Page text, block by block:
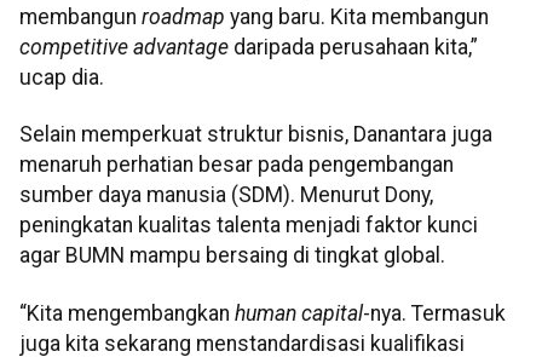
membangun roadmap yang baru. Kita membangun
competitive advantage daripada perusahaan kita,”
ucap dia.
Selain memperkuat struktur bisnis, Danantara juga
menaruh perhatian besar pada pengembangan
sumber daya manusia (SDM). Menurut Dony,
peningkatan kualitas talenta menjadi faktor kunci
agar BUMN mampu bersaing di tingkat global.
“Kita mengembangkan human capital-nya. Termasuk
juga kita sekarang menstandardisasi kualifikasi